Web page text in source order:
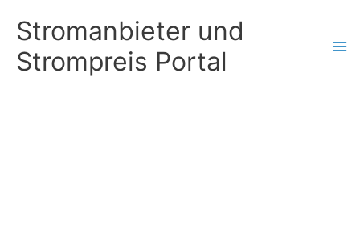
Inhalt
springen
Stromanbieter und
Strompreis Portal